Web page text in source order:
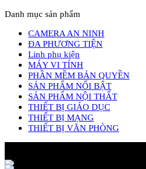
Danh mục sản phẩm
CAMERA AN NINH
ĐA PHƯƠNG TIỆN
Linh phụ kiện
MÁY VI TÍNH
PHẦN MỀM BẢN QUYỀN
SẢN PHẨM NỔI BẬT
SẢN PHẨM NỘI THẤT
THIẾT BỊ GIÁO DỤC
THIẾT BỊ MẠNG
THIẾT BỊ VĂN PHÒNG